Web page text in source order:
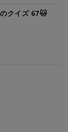
クイズ 67🐱